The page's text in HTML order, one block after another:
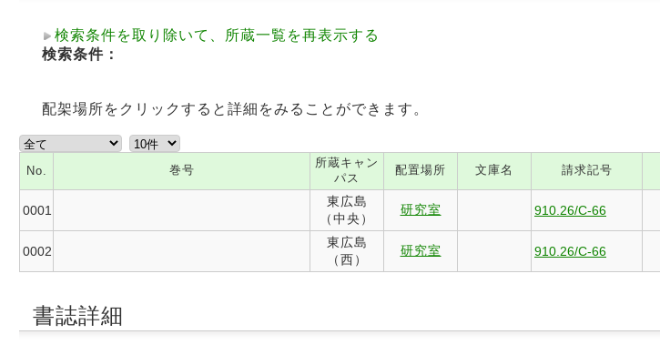
検索条件を取り除いて、所蔵一覧を再表示する
検索条件：
配架場所をクリックすると詳細をみることができます。
No. 巻号
所蔵キャン
パス
配置場所 文庫名 請求記号
0001
東広島
（中央）
研究室 910.26/C-66
0002
東広島
（西）
研究室 910.26/C-66
書誌詳細